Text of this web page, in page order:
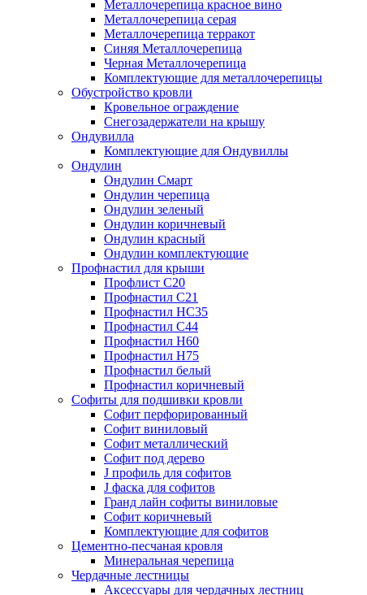
Металлочерепица красное вино
Металлочерепица серая
Металлочерепица терракот
Синяя Металлочерепица
Черная Металлочерепица
Комплектующие для металлочерепицы
Обустройство кровли
Кровельное ограждение
Снегозадержатели на крышу
Ондувилла
Комплектующие для Ондувиллы
Ондулин
Ондулин Смарт
Ондулин черепица
Ондулин зеленый
Ондулин коричневый
Ондулин красный
Ондулин комплектующие
Профнастил для крыши
Профлист С20
Профнастил С21
Профнастил НС35
Профнастил С44
Профнастил Н60
Профнастил Н75
Профнастил белый
Профнастил коричневый
Софиты для подшивки кровли
Cофит перфорированный
Софит виниловый
Софит металлический
Софит под дерево
J профиль для софитов
J фаска для софитов
Гранд лайн софиты виниловые
Софит коричневый
Комплектующие для софитов
Цементно-песчаная кровля
Минеральная черепица
Чердачные лестницы
Аксессуары для чердачных лестниц